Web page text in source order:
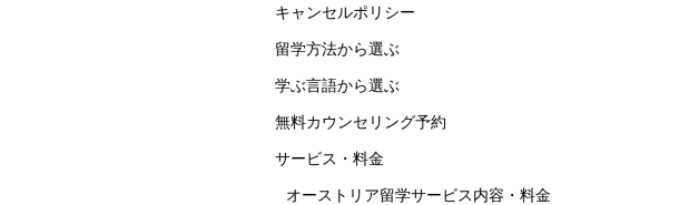
キャンセルポリシー
留学方法から選ぶ
学ぶ言語から選ぶ
無料カウンセリング予約
サービス・料金
オーストリア留学サービス内容・料金